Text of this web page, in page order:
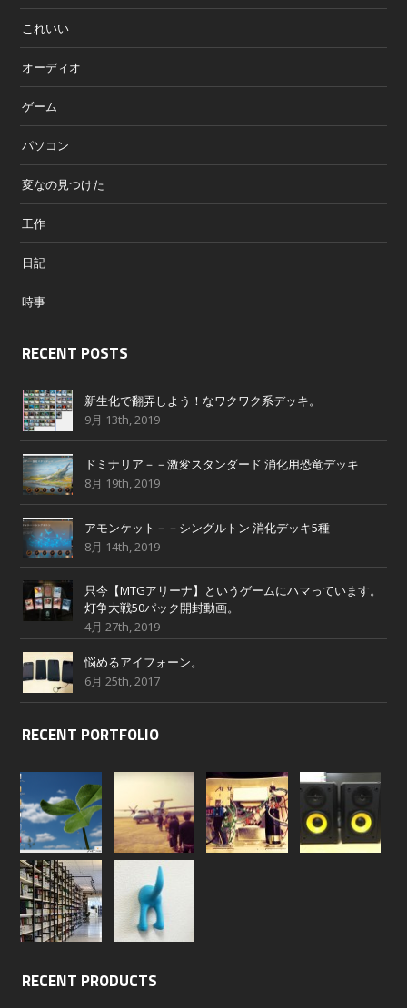
これいい
オーディオ
ゲーム
パソコン
変なの見つけた
工作
日記
時事
RECENT POSTS
新生化で翻弄しよう！なワクワク系デッキ。
9月 13th, 2019
ドミナリア－－激変スタンダード 消化用恐竜デッキ
8月 19th, 2019
アモンケット－－シングルトン 消化デッキ5種
8月 14th, 2019
只今【MTGアリーナ】というゲームにハマっています。
灯争大戦50パック開封動画。
4月 27th, 2019
悩めるアイフォーン。
6月 25th, 2017
RECENT PORTFOLIO
RECENT PRODUCTS